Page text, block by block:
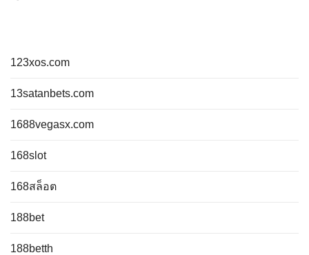
123xos.com
13satanbets.com
1688vegasx.com
168slot
168สล็อต
188bet
188betth